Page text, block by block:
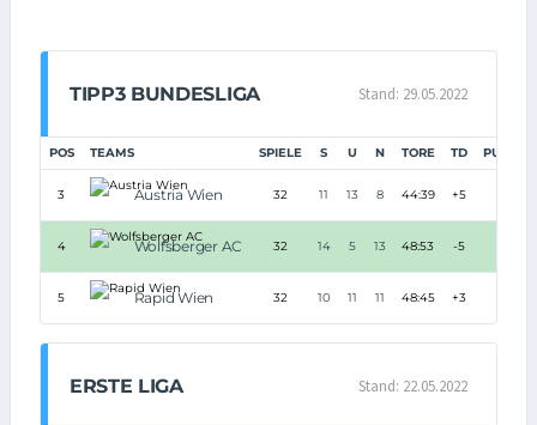
TIPP3 BUNDESLIGA Stand: 29.05.2022
POS TEAMS SPIELE S U N TORE TD PUNKTE
3 Austria Wien 32 11 13 8 44:39 +5
4 Wolfsberger AC 32 14 5 13 48:53 -5
5 Rapid Wien 32 10 11 11 48:45 +3
ERSTE LIGA Stand: 22.05.2022